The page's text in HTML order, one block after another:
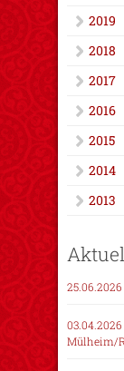
2019
2018
2017
2016
2015
2014
2013
Mülheim/